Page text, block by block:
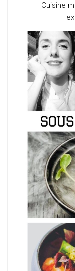
Cuisine